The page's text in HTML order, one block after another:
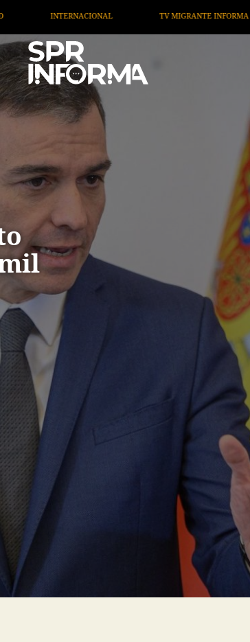
MIGRANTE INFORMA OPINIÓN ARTÍCULOS